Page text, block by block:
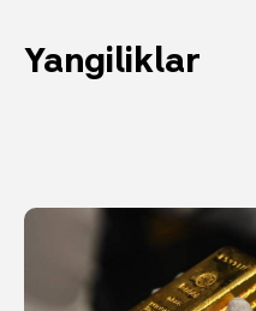
Yangiliklar